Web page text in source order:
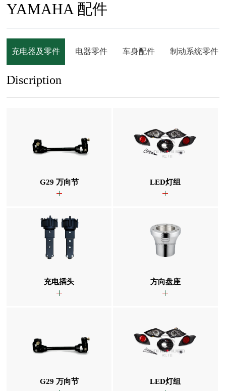
YAMAHA 配件
充电器及零件 电器零件 车身配件 制动系统零件
Discription
G29 万向节 LED灯组
充电插头 方向盘座
G29 万向节 LED灯组